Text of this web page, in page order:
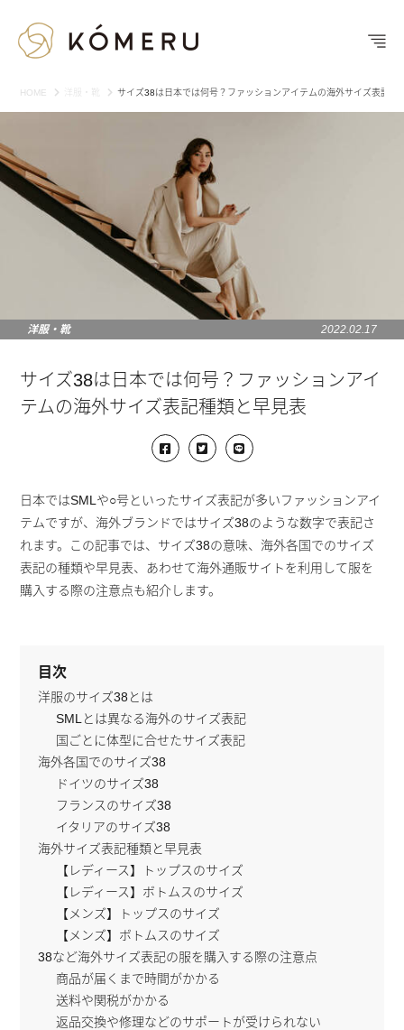
HOME サイズ38は日本では何号？ファッションアイテムの海外サイズ表記種
洋服・靴 2022.02.17
サイズ38は日本では何号？ファッションアイ
テムの海外サイズ表記種類と早見表
日本ではSMLや○号といったサイズ表記が多いファッションアイ
テムですが、海外ブランドではサイズ38のような数字で表記さ
れます。この記事では、サイズ38の意味、海外各国でのサイズ
表記の種類や早見表、あわせて海外通販サイトを利用して服を
購入する際の注意点も紹介します。
目次
洋服のサイズ38とは
SMLとは異なる海外のサイズ表記
国ごとに体型に合せたサイズ表記
海外各国でのサイズ38
ドイツのサイズ38
フランスのサイズ38
イタリアのサイズ38
海外サイズ表記種類と早見表
【レディース】トップスのサイズ
【レディース】ボトムスのサイズ
【メンズ】トップスのサイズ
【メンズ】ボトムスのサイズ
38など海外サイズ表記の服を購入する際の注意点
商品が届くまで時間がかかる
送料や関税がかかる
返品交換や修理などのサポートが受けられない